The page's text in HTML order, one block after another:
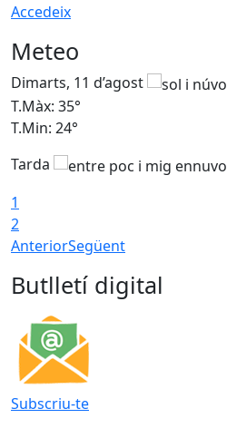
Accedeix
Meteo
Dimarts, 11 d’agost
T.Màx: 35°
T.Min: 24°
Tarda
1
2
AnteriorSegüent
Butlletí digital
Subscriu-te